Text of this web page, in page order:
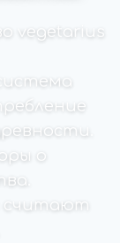
vegetarius
о
считают